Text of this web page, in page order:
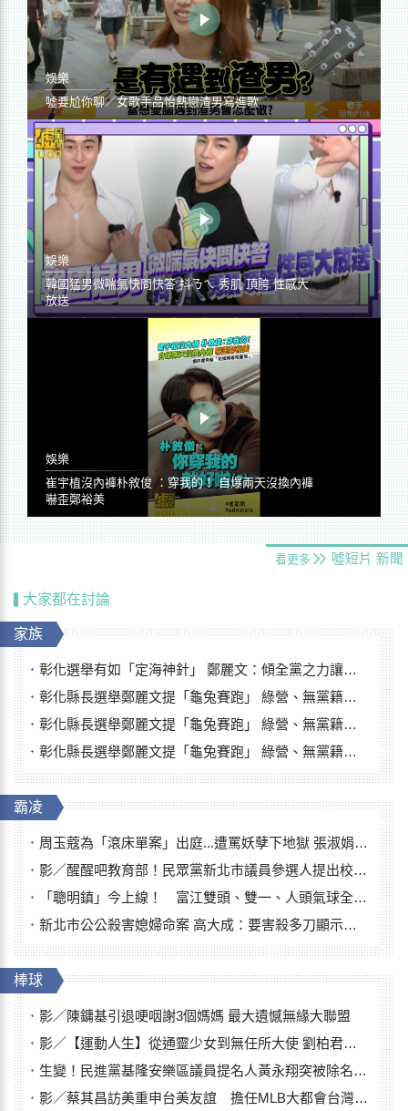
娛樂
噓要尬你聊／女歌手品怡熱戀渣男寫進歌
娛樂
韓國猛男微喘氣快問快答 抖ㄋㄟ 秀肌 頂胯 性感大
放送
娛樂
崔宇植沒內褲朴敘俊 ：穿我的！ 自爆兩天沒換內褲
嚇歪鄭裕美
看更多 噓短片 新聞
大家都在討論
家族
彰化選舉有如「定海神針」 鄭麗文：傾全黨之力讓彰化贏
彰化縣長選舉鄭麗文提「龜兔賽跑」 綠營、無黨籍忙否認是烏龜
彰化縣長選舉鄭麗文提「龜兔賽跑」 綠營、無黨籍忙否認是烏龜
彰化縣長選舉鄭麗文提「龜兔賽跑」 綠營、無黨籍忙否認是烏龜
霸凌
周玉蔻為「滾床單案」出庭...遭罵妖孽下地獄 張淑娟批：舌頭殺人有罪
影／醒醒吧教育部！民眾黨新北市議員參選人提出校園反毒防線升級政見
「聰明鎮」今上線！ 富江雙頭、雙一、人頭氣球全登場
新北市公公殺害媳婦命案 高大成：要害殺多刀顯示怨恨深
棒球
影／陳鏞基引退哽咽謝3個媽媽 最大遺憾無緣大聯盟
影／【運動人生】從通靈少女到無任所大使 劉柏君女裁判人生國際發光
生變！民進黨基隆安樂區議員提名人黃永翔突被除名 將另提他人
影／蔡其昌訪美重申台美友誼 擔任MLB大都會台灣日開球嘉賓